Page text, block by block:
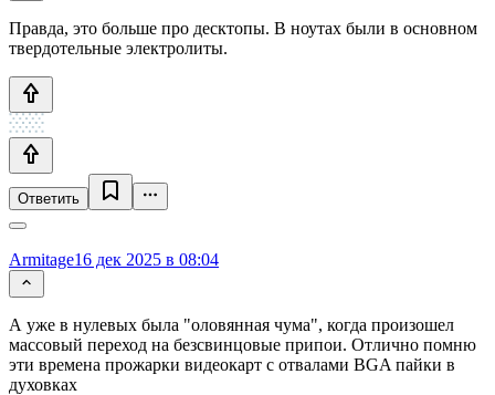
Правда, это больше про десктопы. В ноутах были в основном
твердотельные электролиты.
Ответить
Armitage16 дек 2025 в 08:04
А уже в нулевых была "оловянная чума", когда произошел
массовый переход на безсвинцовые припои. Отлично помню
эти времена прожарки видеокарт с отвалами BGA пайки в
духовках